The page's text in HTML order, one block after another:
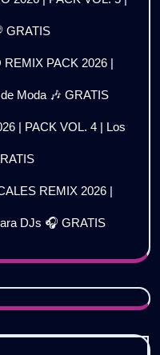
GRATIS
PACK 2026 |
Moda 🎶 GRATIS
| PACK VOL. 4 | Los
REMIX 2026 |
DJs 🎧 GRATIS